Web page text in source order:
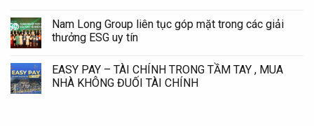
Nam Long Group liên tục góp mặt trong các giải
thưởng ESG uy tín
EASY PAY – TÀI CHÍNH TRONG TẦM TAY , MUA
NHÀ KHÔNG ĐUỐI TÀI CHÍNH